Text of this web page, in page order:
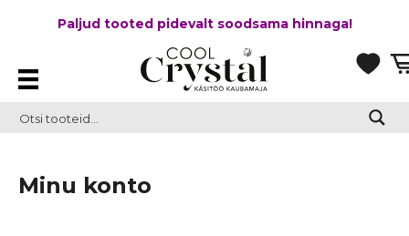
Paljud tooted pidevalt soodsama hinnaga!
Minu konto